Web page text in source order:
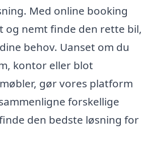
Med online booking
og nemt finde den rette bil,
behov. Uanset om du
kontor eller blot
gør vores platform
forskellige
den bedste løsning for